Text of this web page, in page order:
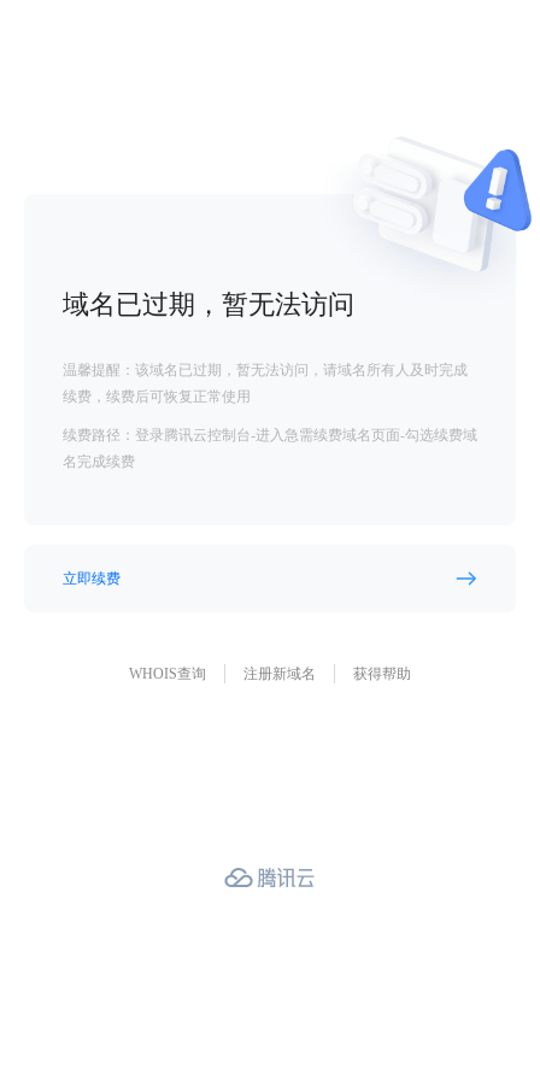
域名已过期，暂无法访问
温馨提醒：该域名已过期，暂无法访问，请域名所有人及时完成
续费，续费后可恢复正常使用
续费路径：登录腾讯云控制台-进入急需续费域名页面-勾选续费域
名完成续费
立即续费
WHOIS查询 注册新域名 获得帮助